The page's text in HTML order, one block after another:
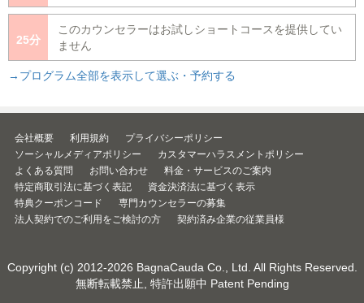
25分
このカウンセラーはお試しショートコースを提供してい
ません
→プログラム全部を表示して選ぶ・予約する
会社概要 利用規約
プライバシーポリシー
ソーシャルメディアポリシー
カスタマーハラスメントポリシー
よくある質問
お問い合わせ
料金・サービスのご案内
特定商取引法に基づく表記
資金決済法に基づく表示
特典クーポンコード
専門カウンセラーの募集
法人契約でのご利用をご検討の方
契約済み企業の従業員様
Copyright (c) 2012-2026 BagnaCauda Co., Ltd. All Rights Reserved.
無断転載禁止, 特許出願中 Patent Pending